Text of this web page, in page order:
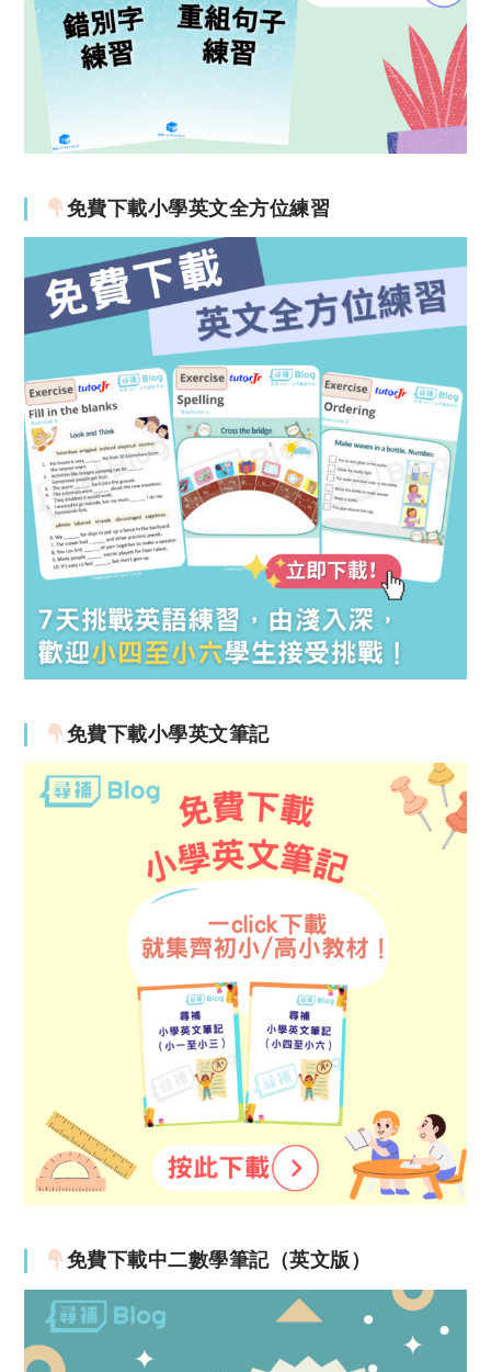
免費下載小學英文全方位練習
免費下載小學英文筆記
免費下載中二數學筆記（英文版）